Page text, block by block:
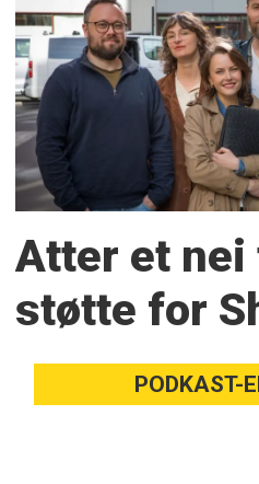
Atter et
støtte for
PODKAST-